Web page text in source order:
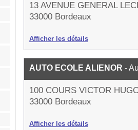
13 AVENUE GENERAL
33000 Bordeaux
Afficher les détails
AUTO ECOLE ALIENOR -
100 COURS VICTOR
33000 Bordeaux
Afficher les détails